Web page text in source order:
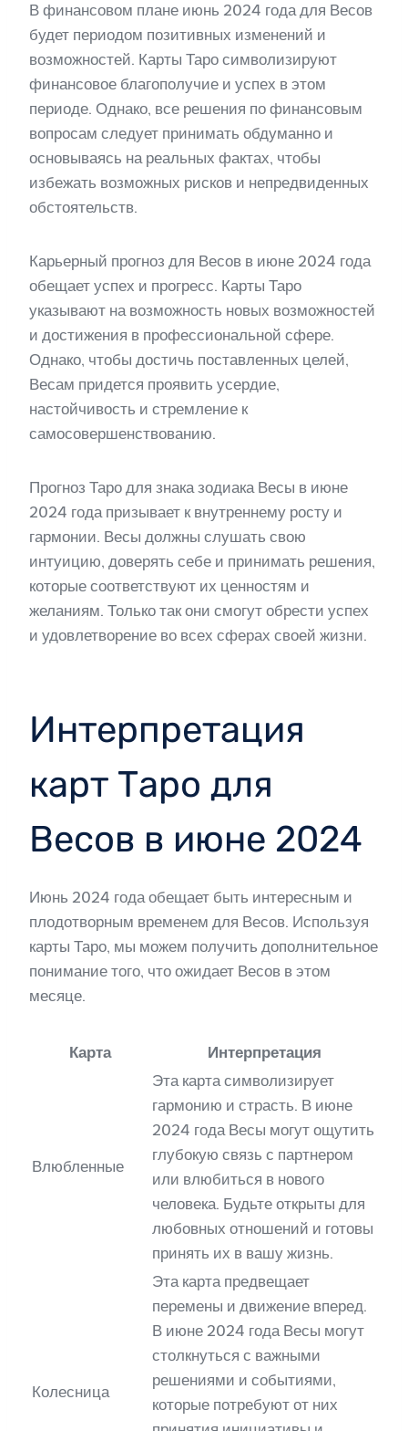
В финансовом плане июнь 2024 года для Весов
будет периодом позитивных изменений и
возможностей. Карты Таро символизируют
финансовое благополучие и успех в этом
периоде. Однако, все решения по финансовым
вопросам следует принимать обдуманно и
основываясь на реальных фактах, чтобы
избежать возможных рисков и непредвиденных
обстоятельств.
Карьерный прогноз для Весов в июне 2024 года
обещает успех и прогресс. Карты Таро
указывают на возможность новых возможностей
и достижения в профессиональной сфере.
Однако, чтобы достичь поставленных целей,
Весам придется проявить усердие,
настойчивость и стремление к
самосовершенствованию.
Прогноз Таро для знака зодиака Весы в июне
2024 года призывает к внутреннему росту и
гармонии. Весы должны слушать свою
интуицию, доверять себе и принимать решения,
которые соответствуют их ценностям и
желаниям. Только так они смогут обрести успех
и удовлетворение во всех сферах своей жизни.
Интерпретация
карт Таро для
Весов в июне 2024
Июнь 2024 года обещает быть интересным и
плодотворным временем для Весов. Используя
карты Таро, мы можем получить дополнительное
понимание того, что ожидает Весов в этом
месяце.
Карта Интерпретация
Влюбленные
Эта карта символизирует
гармонию и страсть. В июне
2024 года Весы могут ощутить
глубокую связь с партнером
или влюбиться в нового
человека. Будьте открыты для
любовных отношений и готовы
принять их в вашу жизнь.
Колесница
Эта карта предвещает
перемены и движение вперед.
В июне 2024 года Весы могут
столкнуться с важными
решениями и событиями,
которые потребуют от них